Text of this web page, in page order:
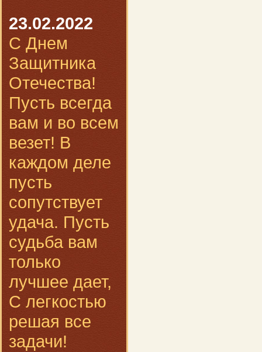
23.02.2022
С Днем
Защитника
Отечества!
Пусть всегда
вам и во всем
везет! В
каждом деле
пусть
сопутствует
удача. Пусть
судьба вам
только
лучшее дает,
С легкостью
решая все
задачи!